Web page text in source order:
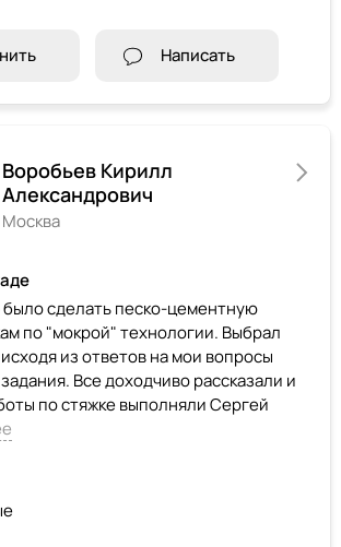
Написать
Воробьев Кирилл
Александрович
Москва
сделать песко-цементную
по "мокрой" технологии. Выбрал
из ответов на мои вопросы
Все доходчиво рассказали и
по стяжке выполняли Сергей